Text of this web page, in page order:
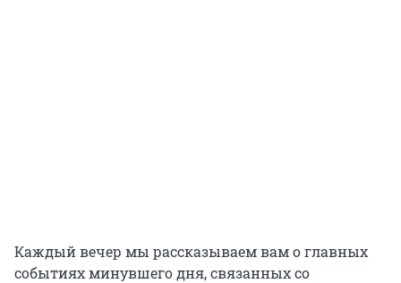
Каждый вечер мы рассказываем вам о главных
событиях минувшего дня, связанных со